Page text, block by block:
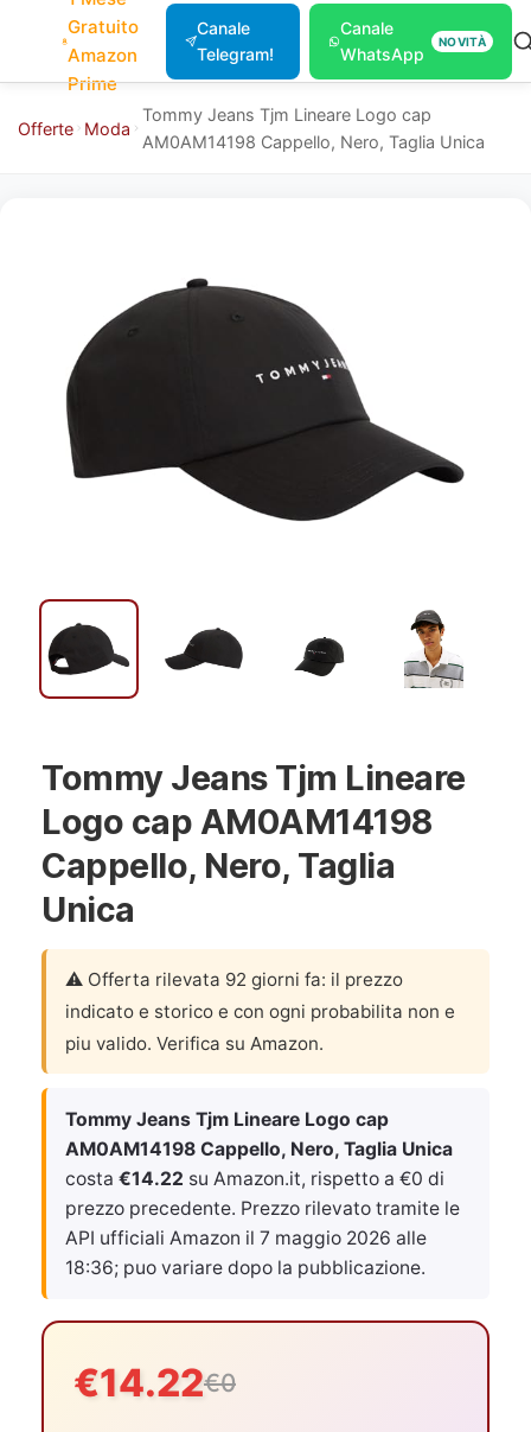
Gratuito
Amazon
Prime
Canale
Telegram!
Canale
WhatsApp
NOVITÀ
Offerte Moda
Tommy Jeans Tjm Lineare Logo cap
AM0AM14198 Cappello, Nero, Taglia Unica
Tommy Jeans Tjm Lineare
Logo cap AM0AM14198
Cappello, Nero, Taglia
Unica
⚠️ Offerta rilevata 92 giorni fa: il prezzo
indicato e storico e con ogni probabilita non e
piu valido. Verifica su Amazon.
Tommy Jeans Tjm Lineare Logo cap
AM0AM14198 Cappello, Nero, Taglia Unica
costa €14.22 su Amazon.it, rispetto a €0 di
prezzo precedente. Prezzo rilevato tramite le
API ufficiali Amazon il 7 maggio 2026 alle
18:36; puo variare dopo la pubblicazione.
€14.22€0